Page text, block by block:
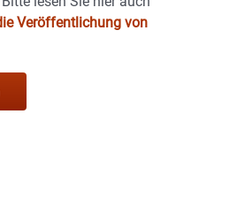
Veröffentlichung von